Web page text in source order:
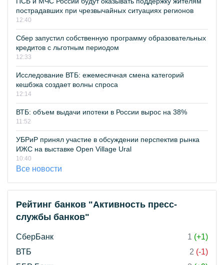
пострадавших при чрезвычайных ситуациях регионов
12:40
Сбер запустил собственную программу образовательных
кредитов с льготным периодом
12:33
Исследование ВТБ: ежемесячная смена категорий
кешбэка создает волны спроса
12:14
ВТБ: объем выдачи ипотеки в России вырос на 38%
11:52
УБРиР принял участие в обсуждении перспектив рынка
ИЖС на выставке Open Village Ural
10:40
Все новости
Рейтинг банков "Активность пресс-
службы банков"
СберБанк 1 (+1)
ВТБ
2 (-1)